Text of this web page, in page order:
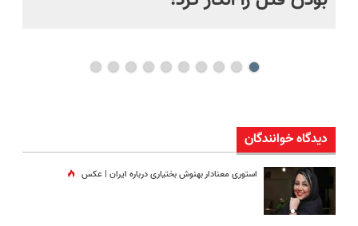
دیدگاه خوانندگان
استوری معنادار بهنوش بختیاری درباره ایران | عکس